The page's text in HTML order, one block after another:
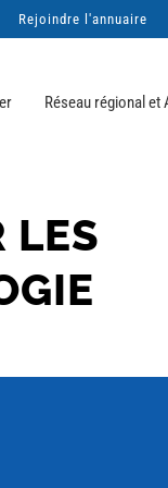
Réseau régional et
Rejoindre l'annuaire
LES